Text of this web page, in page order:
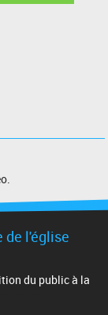
de l'église
du public à la